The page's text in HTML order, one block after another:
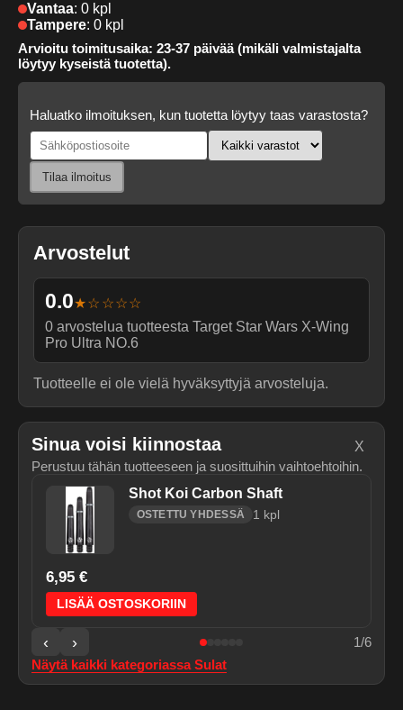
Arvostelut
0.0★☆☆☆☆
0 arvostelua tuotteesta Target Star Wars X-Wing
Pro Ultra NO.6
Tuotteelle ei ole vielä hyväksyttyjä arvosteluja.
Vantaa: 0 kpl
Tampere: 0 kpl
Arvioitu toimitusaika: 23-37 päivää (mikäli valmistajalta
löytyy kyseistä tuotetta).
Haluatko ilmoituksen, kun tuotetta löytyy taas varastosta?
Tilaa ilmoitus
Sinua voisi kiinnostaa
Perustuu tähän tuotteeseen ja suosittuihin vaihtoehtoihin.
X
Shot Koi Carbon Shaft
OSTETTU YHDESSÄ 1 kpl
6,95 €
LISÄÄ OSTOSKORIIN
‹ › 1/6
Näytä kaikki kategoriassaSulat